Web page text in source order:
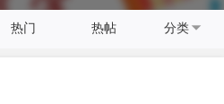
热门 热帖 分类